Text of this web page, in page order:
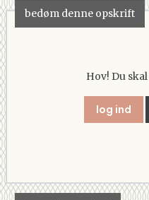
bedøm denne opskrift
Hov! Du
log ind